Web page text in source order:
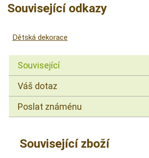
Související odkazy
Dětská dekorace
Související
Váš dotaz
Poslat známénu
Související zboží